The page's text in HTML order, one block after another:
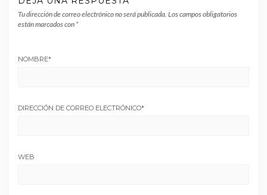
Tu dirección de correo electrónico no será publicada. Los campos obligatorios
están marcados con *
NOMBRE*
DIRECCIÓN DE CORREO ELECTRÓNICO*
WEB